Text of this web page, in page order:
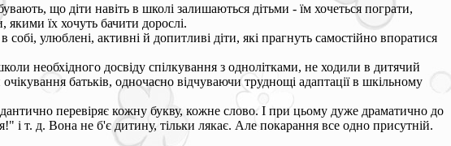
що діти навіть в школі залишаються дітьми - їм хочеться пограти,
якими їх хочуть бачити дорослі.
улюблені, активні й допитливі діти, які прагнуть самостійно впоратися
необхідного досвіду спілкування з однолітками, не ходили в дитячий
батьків, одночасно відчуваючи труднощі адаптації в шкільному
перевіряє кожну букву, кожне слово. І при цьому дуже драматично до
і т. д. Вона не б'є дитину, тільки лякає. Але покарання все одно присутній.